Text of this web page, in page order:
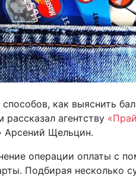
как выяснить
агентству
Щельцин.
операции оплаты с
Подбирая несколько